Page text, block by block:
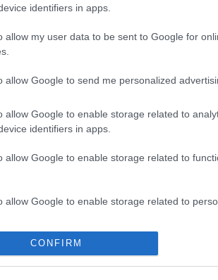
identifiers in apps.
allow my user data to be sent to Google for
allow Google to send me personalized
allow Google to enable storage related to
identifiers in apps.
allow Google to enable storage related to
allow Google to enable storage related to
allow Google to enable storage related to
functionality and fraud prevention, and
CONFIRM